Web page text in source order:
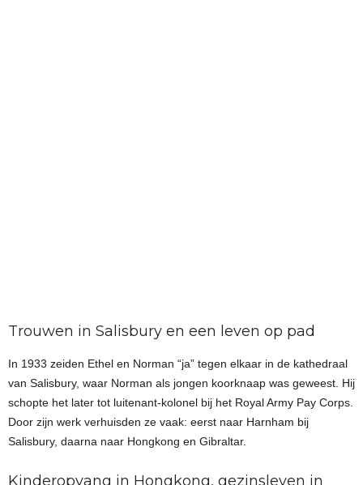
Trouwen in Salisbury en een leven op pad
In 1933 zeiden Ethel en Norman “ja” tegen elkaar in de kathedraal
van Salisbury, waar Norman als jongen koorknaap was geweest. Hij
schopte het later tot luitenant-kolonel bij het Royal Army Pay Corps.
Door zijn werk verhuisden ze vaak: eerst naar Harnham bij
Salisbury, daarna naar Hongkong en Gibraltar.
Kinderopvang in Hongkong, gezinsleven in